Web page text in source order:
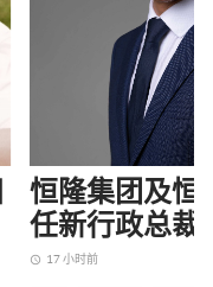
恒隆集团及恒
任新行政总裁
access_time 17 小时前